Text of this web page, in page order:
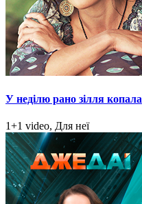
У неділю рано зілля копала
1+1 video, Для неї